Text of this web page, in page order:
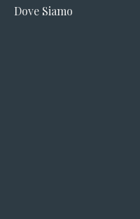
opensopens
Dove Siamo